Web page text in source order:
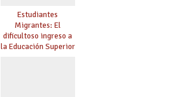
Estudiantes
Migrantes: El
dificultoso ingreso a
la Educación Superior